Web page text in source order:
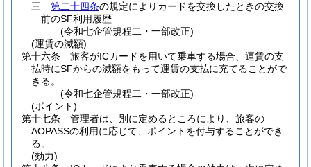
三
第二十四条の規定によりカードを交換したときの交換
前のSF利用履歴
(令和七企管規程二・一部改正)
(運賃の減額)
第十六条
旅客がICカードを用いて乗車する場合、運賃の支
払時にSFからの減額をもって運賃の支払に充てることがで
きる。
(令和七企管規程二・一部改正)
(ポイント)
第十七条
管理者は、別に定めるところにより、旅客の
AOPASSの利用に応じて、ポイントを付与することができ
る。
(効力)